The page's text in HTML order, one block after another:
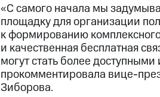
«С самого начала мы
площадку для организации
к формированию
и качественная бесплатная
могут стать более
прокомментировала вице-
Зиборова.